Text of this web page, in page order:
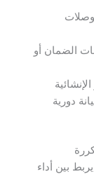
الضمان أو
دورية
بين أداء